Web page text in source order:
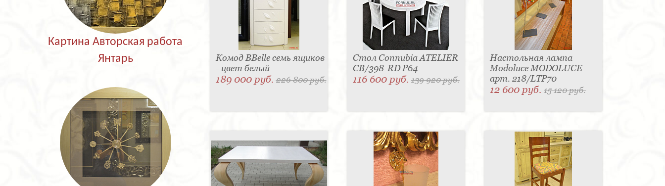
Картина Авторская работа
Янтарь
Комод BBelle семь ящиков
- цвет белый
189 000 руб.226 800 руб.
Стол Connubia ATELIER
CB/398-RD P64
116 600 руб. 139 920 руб.
Настольная лампа
Modoluce MODOLUCE
арт. 218/LTP70
12 600 руб.15 120 руб.